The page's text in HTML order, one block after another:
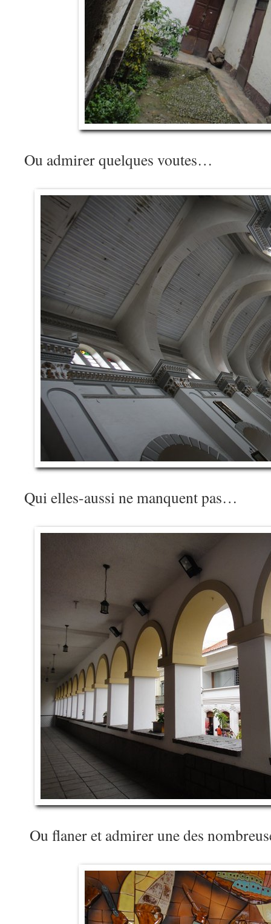
Ou admirer quelques voutes…
Qui elles-aussi ne manquent pas…
Ou flaner et admirer une des